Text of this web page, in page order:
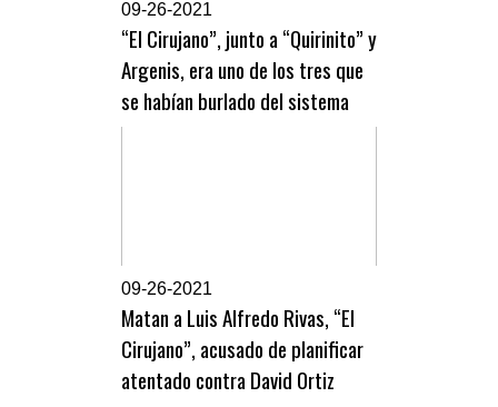
09-26-2021
“El Cirujano”, junto a “Quirinito” y
Argenis, era uno de los tres que
se habían burlado del sistema
09-26-2021
Matan a Luis Alfredo Rivas, “El
Cirujano”, acusado de planificar
atentado contra David Ortiz